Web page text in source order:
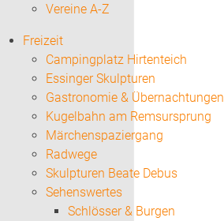
Vereine A-Z
Freizeit
Campingplatz Hirtenteich
Essinger Skulpturen
Gastronomie & Übernachtungen
Kugelbahn am Remsursprung
Märchenspaziergang
Radwege
Skulpturen Beate Debus
Sehenswertes
Schlösser & Burgen